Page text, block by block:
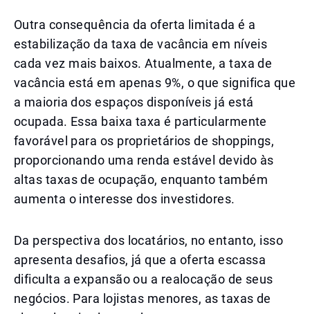
Outra consequência da oferta limitada é a
estabilização da taxa de vacância em níveis
cada vez mais baixos. Atualmente, a taxa de
vacância está em apenas 9%, o que significa que
a maioria dos espaços disponíveis já está
ocupada. Essa baixa taxa é particularmente
favorável para os proprietários de shoppings,
proporcionando uma renda estável devido às
altas taxas de ocupação, enquanto também
aumenta o interesse dos investidores.
Da perspectiva dos locatários, no entanto, isso
apresenta desafios, já que a oferta escassa
dificulta a expansão ou a realocação de seus
negócios. Para lojistas menores, as taxas de